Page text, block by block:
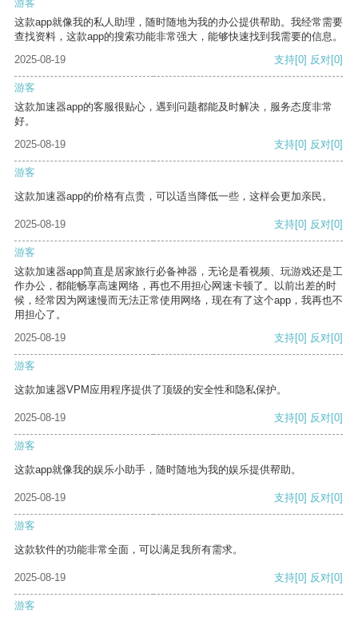
游客
这款app就像我的私人助理，随时随地为我的办公提供帮助。我经常需要
查找资料，这款app的搜索功能非常强大，能够快速找到我需要的信息。
2025-08-19
支持[0] 反对[0]
游客
这款加速器app的客服很贴心，遇到问题都能及时解决，服务态度非常
好。
2025-08-19
支持[0] 反对[0]
游客
这款加速器app的价格有点贵，可以适当降低一些，这样会更加亲民。
2025-08-19 支持[0] 反对[0]
游客
这款加速器app简直是居家旅行必备神器，无论是看视频、玩游戏还是工
作办公，都能畅享高速网络，再也不用担心网速卡顿了。以前出差的时
候，经常因为网速慢而无法正常使用网络，现在有了这个app，我再也不
用担心了。
2025-08-19
支持[0] 反对[0]
游客
这款加速器VPM应用程序提供了顶级的安全性和隐私保护。
2025-08-19 支持[0] 反对[0]
游客
这款app就像我的娱乐小助手，随时随地为我的娱乐提供帮助。
2025-08-19 支持[0] 反对[0]
游客
这款软件的功能非常全面，可以满足我所有需求。
2025-08-19 支持[0] 反对[0]
游客